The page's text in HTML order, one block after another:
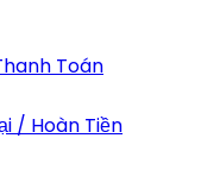
Toán
/ Hoàn Tiền